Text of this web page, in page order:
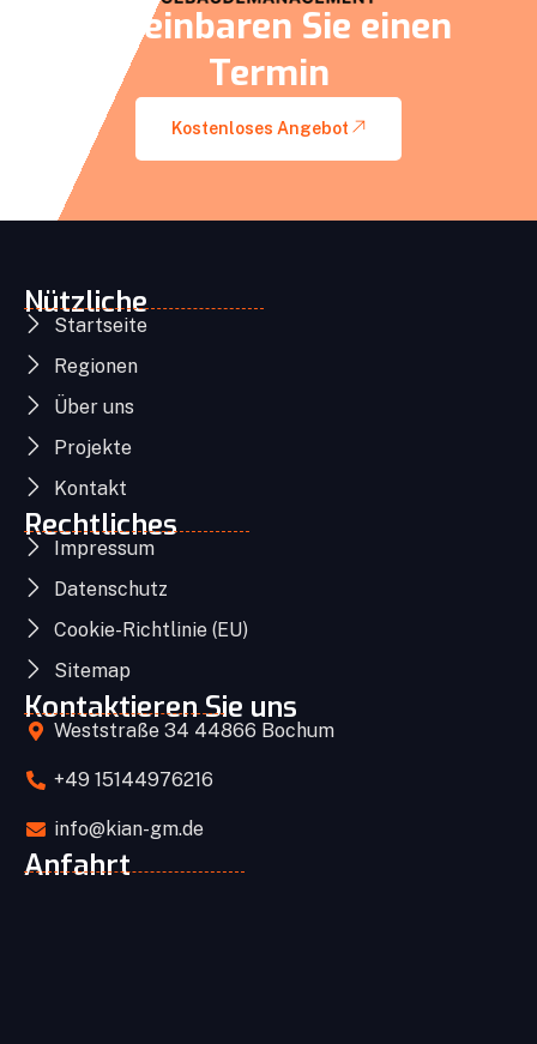
Vereinbaren Sie einen
Termin
Kostenloses Angebot
Nützliche
Startseite
Regionen
Über uns
Projekte
Kontakt
Rechtliches
Impressum
Datenschutz
Cookie-Richtlinie (EU)
Sitemap
Kontaktieren Sie uns
Weststraße 34 44866 Bochum
+49 15144976216
info@kian-gm.de
Anfahrt